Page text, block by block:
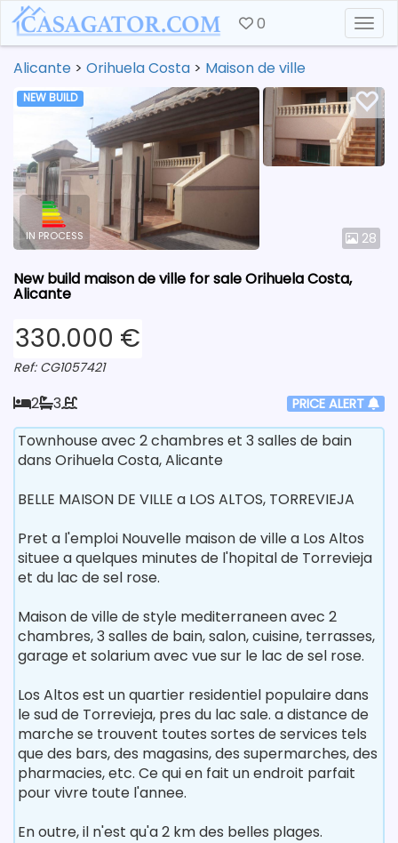
0
Alicante > Orihuela Costa > Maison de ville
28
NEW BUILD
IN PROCESS
New build maison de ville for sale Orihuela Costa,
Alicante
330.000 €
Ref: CG1057421
2 3 PRICE ALERT
Townhouse avec 2 chambres et 3 salles de bain
dans Orihuela Costa, Alicante
BELLE MAISON DE VILLE a LOS ALTOS, TORREVIEJA
Pret a l'emploi Nouvelle maison de ville a Los Altos
situee a quelques minutes de l'hopital de Torrevieja
et du lac de sel rose.
Maison de ville de style mediterraneen avec 2
chambres, 3 salles de bain, salon, cuisine, terrasses,
garage et solarium avec vue sur le lac de sel rose.
Los Altos est un quartier residentiel populaire dans
le sud de Torrevieja, pres du lac sale. a distance de
marche se trouvent toutes sortes de services tels
que des bars, des magasins, des supermarches, des
pharmacies, etc. Ce qui en fait un endroit parfait
pour vivre toute l'annee.
En outre, il n'est qu'a 2 km des belles plages.